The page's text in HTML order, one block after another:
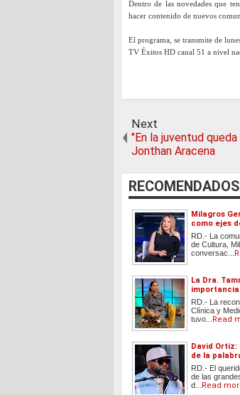
Dentro de las novedades que
hacer contenido de nuevos
El programa, se transmite de
TV Éxitos HD canal 51 a nivel
Next
"En la juventud
Jonthan Aracena
RECOMENDADOS
Milagros
como ejes
RD.- La
de Cultura,
conversac...
La Dra.
RD.- La
Clínica y
tuvo...
Read
David Ortiz:
de la
RD.- El
de las
d...
Read